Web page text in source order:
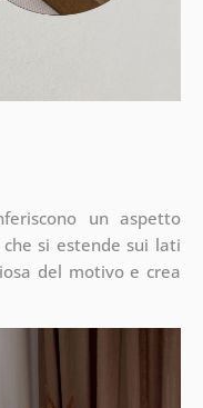
un aspetto
si estende sui lati
del motivo e crea